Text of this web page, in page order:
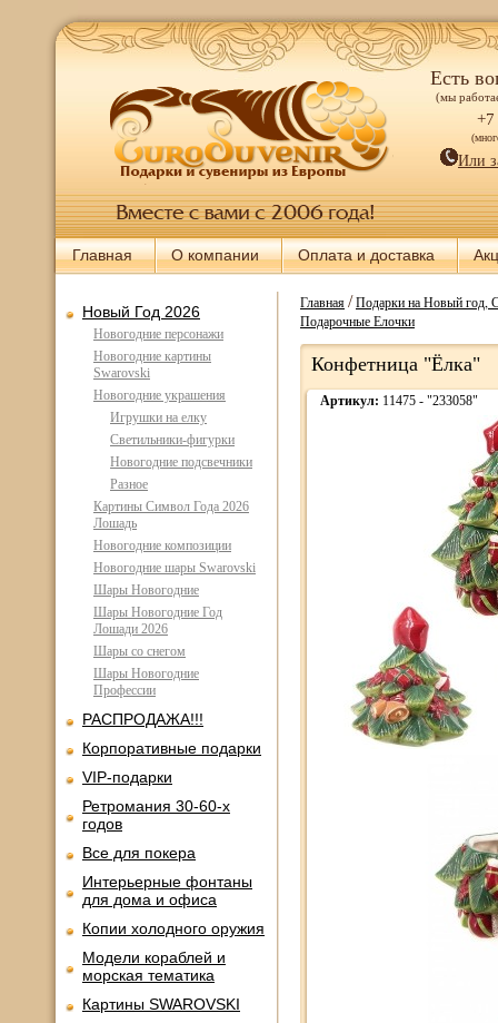
Есть
(мы
+7
Или
Главная О компании Оплата и доставка
Новый Год 2026
Новогодние персонажи
Новогодние картины
Swarovski
Новогодние украшения
Игрушки на елку
Светильники-фигурки
Новогодние подсвечники
Разное
Картины Символ Года 2026
Лошадь
Новогодние композиции
Новогодние шары Swarovski
Шары Новогодние
Шары Новогодние Год
Лошади 2026
Шары со снегом
Шары Новогодние
Профессии
РАСПРОДАЖА!!!
Корпоративные подарки
VIP-подарки
Ретромания 30-60-х
годов
Все для покера
Интерьерные фонтаны
для дома и офиса
Копии холодного оружия
Модели кораблей и
морская тематика
Картины SWAROVSKI
Главная/Подарки на Новый год,
Подарочные Елочки
Конфетница "Ёлка"
Артикул: 11475 - "233058"